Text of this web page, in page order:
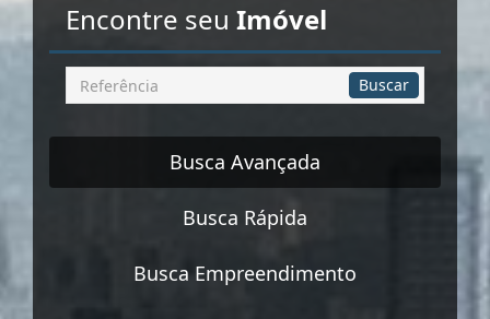
Encontre seu Imóvel
Busca
por
Buscar
Busca Avançada
Busca Rápida
Busca Empreendimento